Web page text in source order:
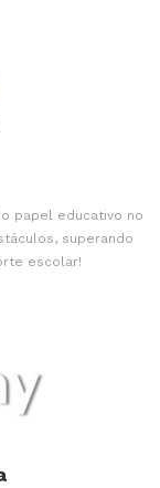
papel educativo no
superando
escolar!